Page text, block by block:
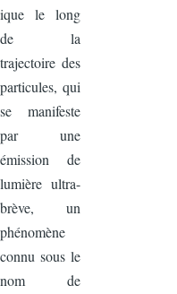
ique le long
de la
trajectoire des
particules, qui
se manifeste
par une
émission de
lumière ultra-
brève, un
phénomène
connu sous le
nom de